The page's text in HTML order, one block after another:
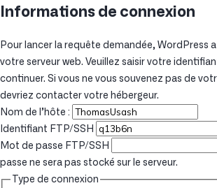
Informations de connexion
Pour lancer la requête demandée, WordPress
votre serveur web. Veuillez saisir votre
continuer. Si vous ne vous souvenez pas de
devriez contacter votre hébergeur.
Nom de l’hôte :
Identifiant FTP/SSH
Mot de passe FTP/SSH
passe ne sera pas stocké sur le serveur.
Type de connexion